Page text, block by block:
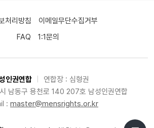
처리방침
이메일무단수집거부
FAQ
1:1문의
인권연합
연합장 : 심형권
남동구 용천로 140 207호 남성인권연합
: master@mensrights.or.kr